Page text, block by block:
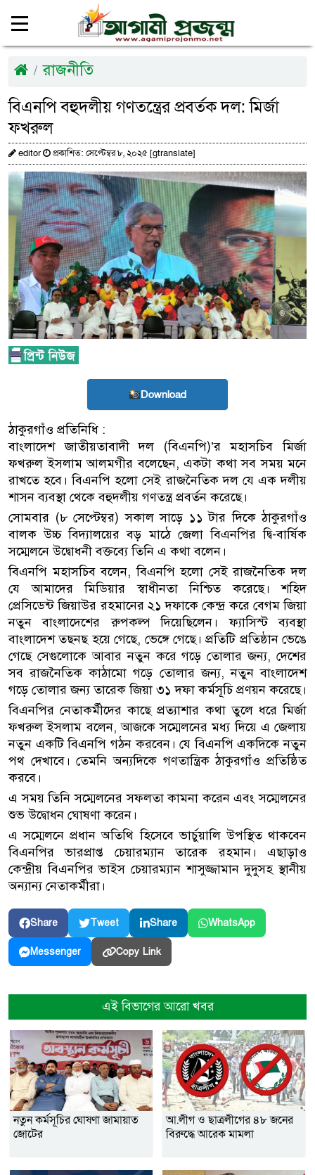
রাজনীতি
বিএনপি বহুদলীয় গণতন্ত্রের প্রবর্তক দল: মির্জা
ফখরুল
editor প্রকাশিত: সেপ্টেম্বর ৮, ২০২৫ [gtranslate]
Download
ঠাকুরগাঁও প্রতিনিধি :
বাংলাদেশ জাতীয়তাবাদী দল (বিএনপি)’র মহাসচিব মির্জা
ফখরুল ইসলাম আলমগীর বলেছেন, একটা কথা সব সময় মনে
রাখতে হবে। বিএনপি হলো সেই রাজনৈতিক দল যে এক দলীয়
শাসন ব্যবস্থা থেকে বহুদলীয় গণতন্ত্র প্রবর্তন করেছে।
সোমবার (৮ সেপ্টেম্বর) সকাল সাড়ে ১১ টার দিকে ঠাকুরগাঁও
বালক উচ্চ বিদ্যালয়ের বড় মাঠে জেলা বিএনপির দ্বি-বার্ষিক
সম্মেলনে উদ্বোধনী বক্তব্যে তিনি এ কথা বলেন।
বিএনপি মহাসচিব বলেন, বিএনপি হলো সেই রাজনৈতিক দল
যে আমাদের মিডিয়ার স্বাধীনতা নিশ্চিত করেছে। শহিদ
প্রেসিডেন্ট জিয়াউর রহমানের ২১ দফাকে কেন্দ্র করে বেগম জিয়া
নতুন বাংলাদেশের রুপকল্প দিয়েছিলেন। ফ্যাসিস্ট ব্যবস্থা
বাংলাদেশ তছনছ হয়ে গেছে, ভেঙ্গে গেছে। প্রতিটি প্রতিষ্ঠান ভেঙে
গেছে সেগুলোকে আবার নতুন করে গড়ে তোলার জন্য, দেশের
সব রাজনৈতিক কাঠামো গড়ে তোলার জন্য, নতুন বাংলাদেশ
গড়ে তোলার জন্য তারেক জিয়া ৩১ দফা কর্মসূচি প্রণয়ন করেছে।
বিএনপির নেতাকর্মীদের কাছে প্রত্যাশার কথা তুলে ধরে মির্জা
ফখরুল ইসলাম বলেন, আজকে সম্মেলনের মধ্য দিয়ে এ জেলায়
নতুন একটি বিএনপি গঠন করবেন। যে বিএনপি একদিকে নতুন
পথ দেখাবে। তেমনি অন্যদিকে গণতান্ত্রিক ঠাকুরগাঁও প্রতিষ্ঠিত
করবে।
এ সময় তিনি সম্মেলনের সফলতা কামনা করেন এবং সম্মেলনের
শুভ উদ্বোধন ঘোষণা করেন।
এ সম্মেলনে প্রধান অতিথি হিসেবে ভার্চুয়ালি উপস্থিত থাকবেন
বিএনপির ভারপ্রাপ্ত চেয়ারম্যান তারেক রহমান। এছাড়াও
কেন্দ্রীয় বিএনপির ভাইস চেয়ারম্যান শাসুজ্জামান দুদুসহ স্থানীয়
অন্যান্য নেতাকর্মীরা।
Share Tweet Share WhatsApp
Messenger Copy Link
এই বিভাগের আরো খবর
নতুন কর্মসূচির ঘোষণা জামায়াত
জোটের
আ.লীগ ও ছাত্রলীগের ৪৮ জনের
বিরুদ্ধে আরেক মামলা